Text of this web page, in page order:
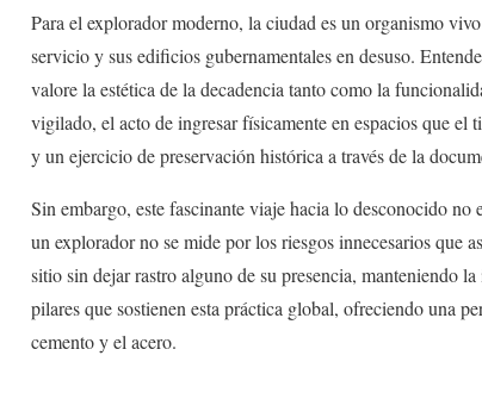
Para el explorador moderno, la ciudad es un organismo
servicio y sus edificios gubernamentales en desuso.
valore la estética de la decadencia tanto como la
vigilado, el acto de ingresar físicamente en espacios que el
y un ejercicio de preservación histórica a través de la
Sin embargo, este fascinante viaje hacia lo desconocido
un explorador no se mide por los riesgos innecesarios que
sitio sin dejar rastro alguno de su presencia, manteniendo
pilares que sostienen esta práctica global, ofreciendo una
cemento y el acero.